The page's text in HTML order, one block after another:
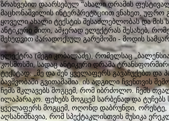
ზრახვებით დაარსებულ “ახალი დრამის
მაცხონაშვილის ინტერპრეტაციით ვნახეთ, უფრო
ყოველი ახალი ტექსტის შესაძლებლობას და მის
ანტიკური მითი, ამჯერად ელექტრას შესახებ,
შეხედვით პარადოქსულ გარემოში - მოდის
ელექტრა (მეგი კობალაძე), რომელსაც
კოსმოსში, სადაც ანტიკური დრამა
ტექსტად: „მე და შენ ყველაფერს გავაჩუქებთ და
ბავშვობაში გვითამაშია. ის ადგილი ჩვენთვის
ჩემს მკლავებს მოგცემ, რომ იბრძოლო. ჩემს
ილაპარაკო. ფეხებს მოგცემ სარბენად და
ყველაფერს მოგცემ, ოღონდ დაბრუნდი, ორესტე,
აღსანიშნავია, რომ სპექტაკლისთვის მუსიკა